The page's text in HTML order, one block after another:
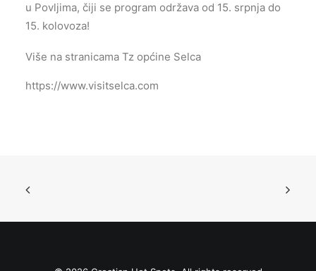
u Povljima, čiji se program održava od 15. srpnja do
15. kolovoza!
Više na stranicama Tz općine Selca
https://www.visitselca.com